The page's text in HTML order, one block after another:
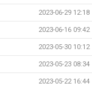
2023-06-29 12:18
2023-06-16 09:42
2023-05-30 10:12
2023-05-23 08:34
2023-05-22 16:44